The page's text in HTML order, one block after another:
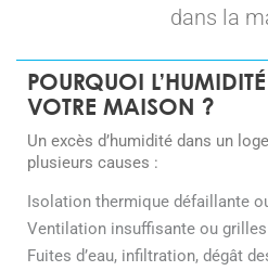
dans la
POURQUOI
VOTRE MAISON ?
Un excès d’humidité dans un
plusieurs causes :
Isolation thermique défaillante
Ventilation insuffisante ou
Fuites d’eau, infiltration, dégât